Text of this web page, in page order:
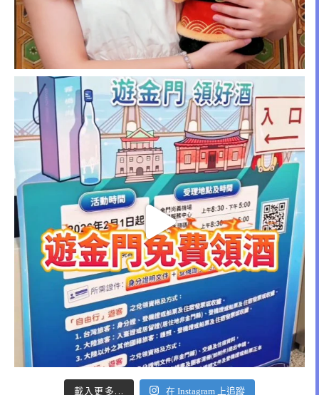
載入更多... 在 Instagram 上追蹤